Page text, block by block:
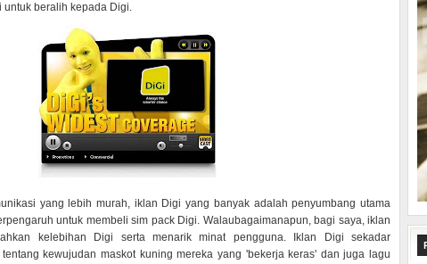
untuk beralih kepada Digi.
yang lebih murah, iklan Digi yang banyak adalah penyumbang utama
untuk membeli sim pack Digi. Walaubagaimanapun, bagi saya, iklan
kelebihan Digi serta menarik minat pengguna. Iklan Digi sekadar
kewujudan maskot kuning mereka yang 'bekerja keras' dan juga lagu